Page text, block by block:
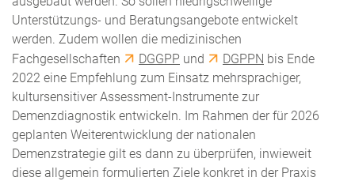
Unterstützungs- und Beratungsangebote entwickelt
werden. Zudem wollen die medizinischen
Fachgesellschaften
DGGPP und DGPPN bis Ende
2022 eine Empfehlung zum Einsatz mehrsprachiger,
kultursensitiver Assessment-Instrumente zur
Demenzdiagnostik entwickeln. Im Rahmen der für 2026
geplanten Weiterentwicklung der nationalen
Demenzstrategie gilt es dann zu überprüfen, inwieweit
diese allgemein formulierten Ziele konkret in der Praxis